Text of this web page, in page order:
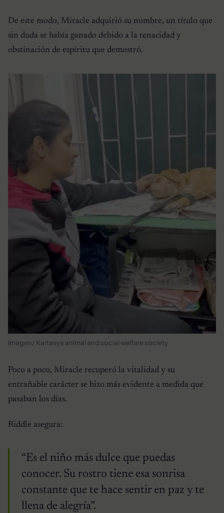
De este modo, Miracle adquirió su nombre, un título que
sin duda se había ganado debido a la tenacidad y
obstinación de espíritu que demostró.
Imagen/ Kartavya animal and social welfare society
Poco a poco, Miracle recuperó la vitalidad y su
entrañable carácter se hizo más evidente a medida que
pasaban los días.
Riddle asegura:
“Es el niño más dulce que puedas
conocer. Su rostro tiene esa sonrisa
constante que te hace sentir en paz y te
llena de alegría”.